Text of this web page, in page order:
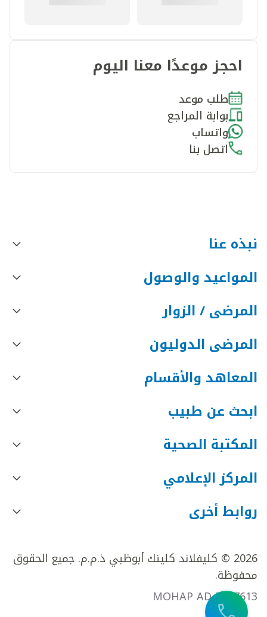
احجز موعدًا معنا اليوم
طلب موعد
بوابة المراجع
واتساب
اتصل بنا
نبذه عنا
المواعيد والوصول
المرضى / الزوار
المرضى الدوليون
المعاهد والأقسام
ابحث عن طبيب
المكتبة الصحية
المركز الإعلامي
روابط أخرى
2026 © كليفلاند كلينك أبوظبي ذ.م.م. جميع الحقوق
محفوظة.
MOHAP AD FR27613